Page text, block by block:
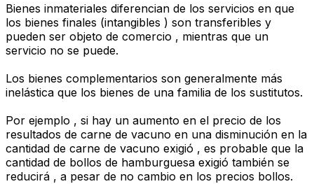
Bienes inmateriales diferencian de los servicios en que
los bienes finales (intangibles ) son transferibles y
pueden ser objeto de comercio , mientras que un
servicio no se puede.
Los bienes complementarios son generalmente más
inelástica que los bienes de una familia de los sustitutos.
Por ejemplo , si hay un aumento en el precio de los
resultados de carne de vacuno en una disminución en la
cantidad de carne de vacuno exigió , es probable que la
cantidad de bollos de hamburguesa exigió también se
reducirá , a pesar de no cambio en los precios bollos.